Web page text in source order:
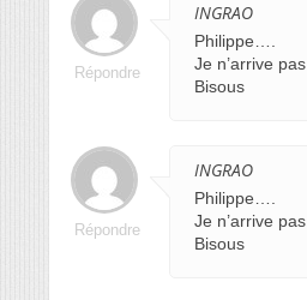
INGRAO
Philippe….
Je n’arrive
Bisous
Répondre
INGRAO
Philippe….
Je n’arrive
Bisous
Répondre